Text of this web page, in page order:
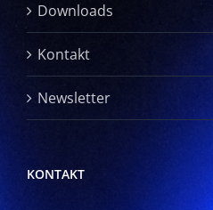
Downloads
Kontakt
Newsletter
KONTAKT